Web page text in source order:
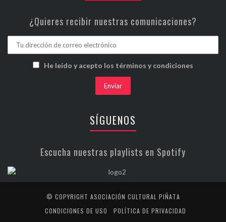
¿Quieres recibir nuestras comunicaciones?
He leído y acepto los términos y condiciones
SÍGUENOS
Escucha nuestras playlists en Spotify
© COPYRIGHT ASOCIACIÓN CULTURAL PIÑATA
CONDICIONES DE USO
POLÍTICA DE PRIVACIDAD